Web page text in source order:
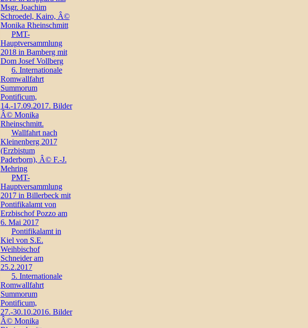
Msgr. Joachim
Schroedel, Kairo, Â©
Monika Rheinschmitt
PMT-
Hauptversammlung
2018 in Bamberg mit
Dom Josef Vollberg
6. Internationale
Romwallfahrt
Summorum
Pontificum,
14.-17.09.2017. Bilder
Â© Monika
Rheinschmitt.
Wallfahrt nach
Kleinenberg 2017
(Erzbistum
Paderborn), Â© F.-J.
Mehring
PMT-
Hauptversammlung
2017 in Billerbeck mit
Pontifikalamt von
Erzbischof Pozzo am
6. Mai 2017
Pontifikalamt in
Kiel von S.E.
Weihbischof
Schneider am
25.2.2017
5. Internationale
Romwallfahrt
Summorum
Pontificum,
27.-30.10.2016. Bilder
Â© Monika